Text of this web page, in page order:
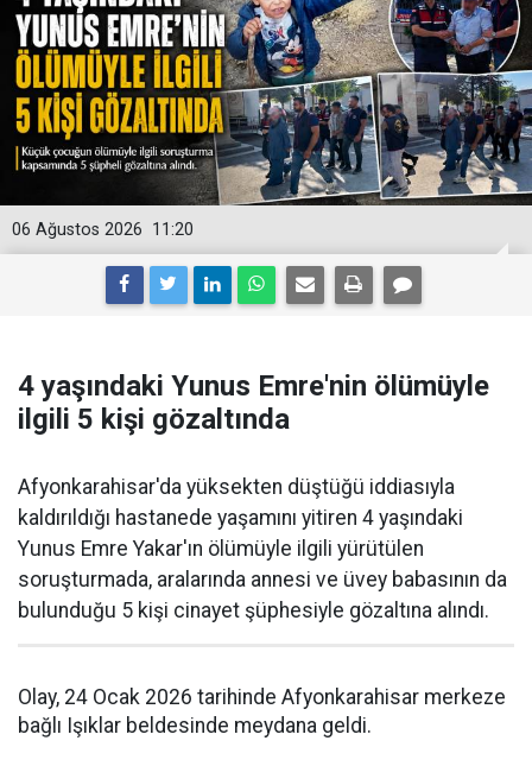
11:20
06 Ağustos 2026
4 yaşındaki Yunus Emre'nin ölümüyle
ilgili 5 kişi gözaltında
Afyonkarahisar'da yüksekten düştüğü iddiasıyla
kaldırıldığı hastanede yaşamını yitiren 4 yaşındaki
Yunus Emre Yakar'ın ölümüyle ilgili yürütülen
soruşturmada, aralarında annesi ve üvey babasının da
bulunduğu 5 kişi cinayet şüphesiyle gözaltına alındı.
Olay, 24 Ocak 2026 tarihinde Afyonkarahisar merkeze
bağlı Işıklar beldesinde meydana geldi.